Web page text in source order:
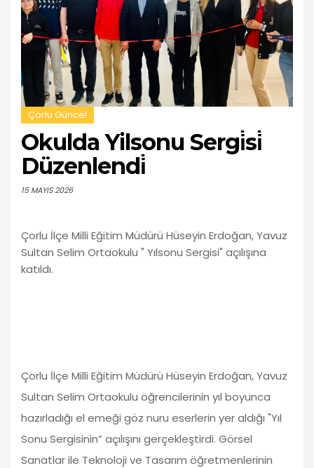
Çorlu Güncel
Okulda Yilsonu Sergi̇si̇
Düzenlendi̇
15 MAYIS 2026
Çorlu İlçe Milli Eğitim Müdürü Hüseyin Erdoğan, Yavuz
Sultan Selim Ortaokulu " Yılsonu Sergisi" açılışına
katıldı.
Çorlu İlçe Milli Eğitim Müdürü Hüseyin Erdoğan, Yavuz
Sultan Selim Ortaokulu öğrencilerinin yıl boyunca
hazırladığı el emeği göz nuru eserlerin yer aldığı "Yıl
Sonu Sergisinin” açılışını gerçekleştirdi. Görsel
Sanatlar ile Teknoloji ve Tasarım öğretmenlerinin